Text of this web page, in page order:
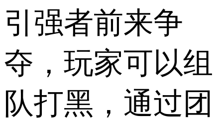
引强者前来争
夺，玩家可以组
队打黑，通过团